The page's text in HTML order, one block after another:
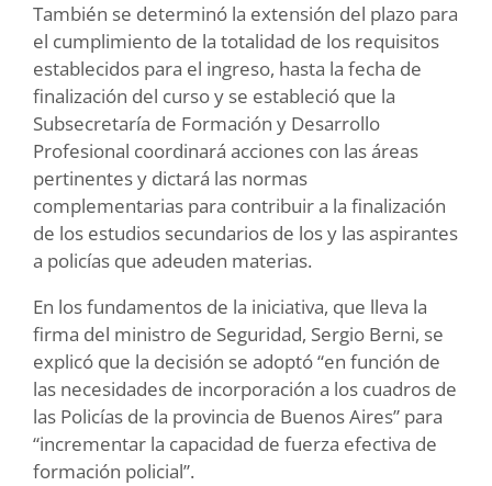
También se determinó la extensión del plazo para
el cumplimiento de la totalidad de los requisitos
establecidos para el ingreso, hasta la fecha de
finalización del curso y se estableció que la
Subsecretaría de Formación y Desarrollo
Profesional coordinará acciones con las áreas
pertinentes y dictará las normas
complementarias para contribuir a la finalización
de los estudios secundarios de los y las aspirantes
a policías que adeuden materias.
En los fundamentos de la iniciativa, que lleva la
firma del ministro de Seguridad, Sergio Berni, se
explicó que la decisión se adoptó “en función de
las necesidades de incorporación a los cuadros de
las Policías de la provincia de Buenos Aires” para
“incrementar la capacidad de fuerza efectiva de
formación policial”.